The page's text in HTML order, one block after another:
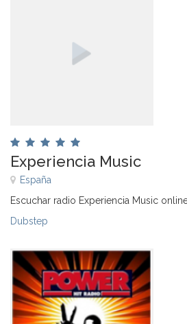
Experiencia Music
España
Escuchar radio Experiencia Music
Dubstep